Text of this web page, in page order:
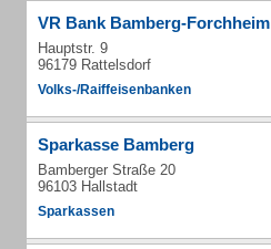
VR Bank Bamberg-Forchheim
Hauptstr. 9
96179 Rattelsdorf
Volks-/Raiffeisenbanken
Sparkasse Bamberg
Bamberger Straße 20
96103 Hallstadt
Sparkassen